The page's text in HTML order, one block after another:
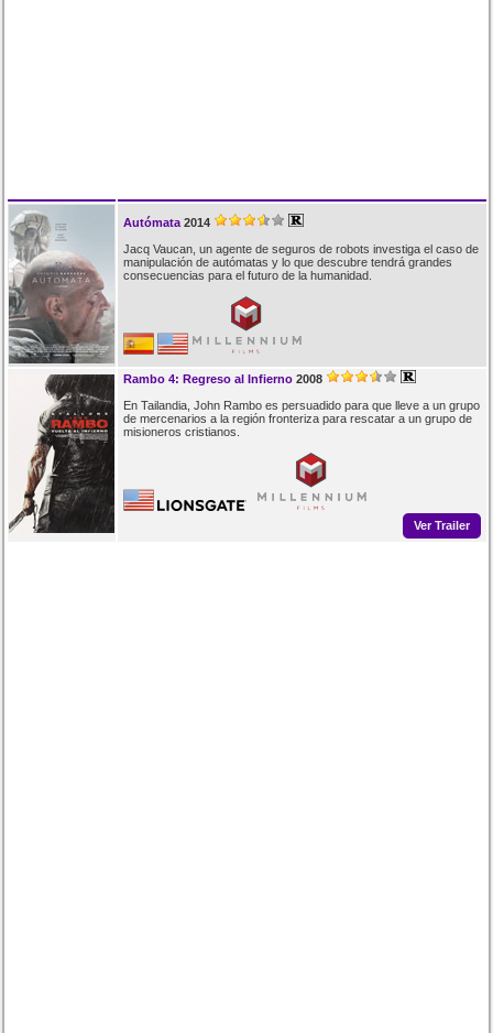
Autómata 2014
Jacq Vaucan, un agente de seguros de robots investiga el caso de
manipulación de autómatas y lo que descubre tendrá grandes
consecuencias para el futuro de la humanidad.
Rambo 4: Regreso al Infierno 2008
En Tailandia, John Rambo es persuadido para que lleve a un grupo
de mercenarios a la región fronteriza para rescatar a un grupo de
misioneros cristianos.
Ver Trailer